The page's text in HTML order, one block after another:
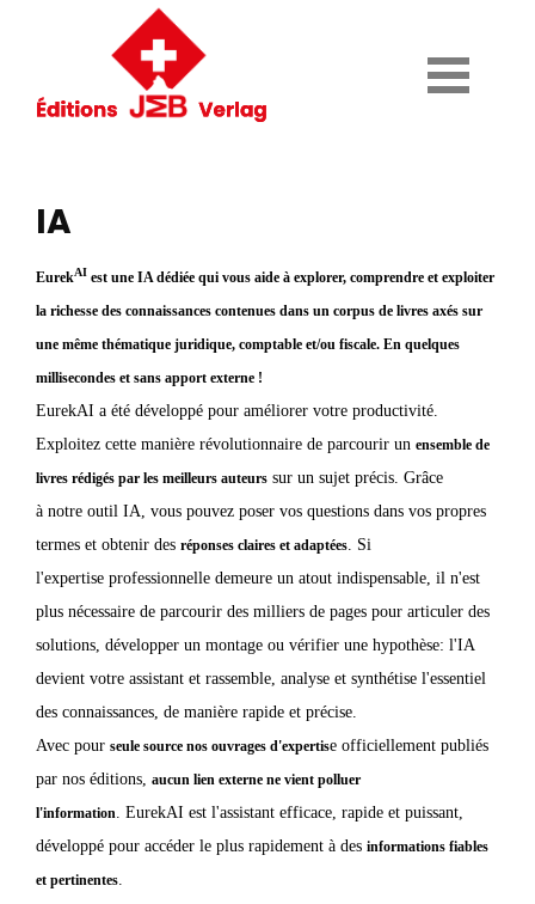
IA
EurekAI est une IA dédiée qui vous aide à explorer, comprendre et exploiter
la richesse des connaissances contenues dans un corpus de livres axés sur
une même thématique juridique, comptable et/ou fiscale. En quelques
millisecondes et sans apport externe !
EurekAI a été développé pour améliorer votre productivité.
Exploitez cette manière révolutionnaire de parcourir un ensemble de
livres rédigés par les meilleurs auteurs sur un sujet précis. Grâce
à notre outil IA, vous pouvez poser vos questions dans vos propres
termes et obtenir des réponses claires et adaptées. Si
l'expertise professionnelle demeure un atout indispensable, il n'est
plus nécessaire de parcourir des milliers de pages pour articuler des
solutions, développer un montage ou vérifier une hypothèse: l'IA
devient votre assistant et rassemble, analyse et synthétise l'essentiel
des connaissances, de manière rapide et précise.
Avec pour seule source nos ouvrages d'expertise officiellement publiés
par nos éditions, aucun lien externe ne vient polluer
l'information. EurekAI est l'assistant efficace, rapide et puissant,
développé pour accéder le plus rapidement à des informations fiables
et pertinentes.